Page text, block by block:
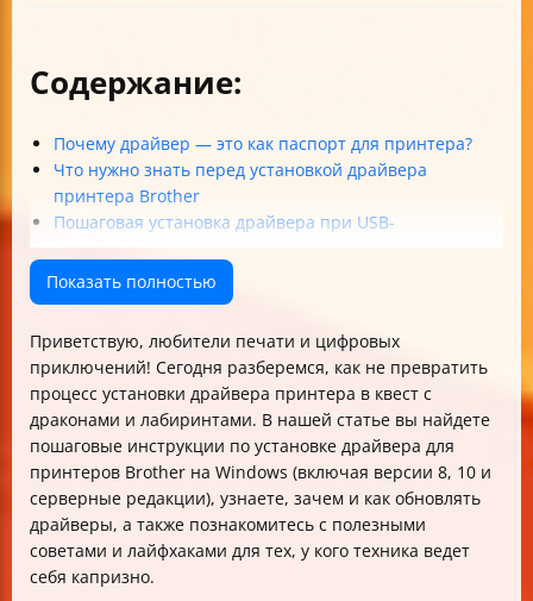
Содержание:
Почему драйвер — это как паспорт для принтера?
Что нужно знать перед установкой драйвера
принтера Brother
Пошаговая установка драйвера при USB-
подключении
Установка принтера по сети: магия через Панель
управления
Как использовать Центр обновления Windows для
драйверов
Как скачать драйвер с сайта Brother
Особенности установки драйверов в Windows 8.1 / 10
/ Server
Что делать, если принтер не работает после
установки?
Часто задаваемые вопросы (FAQ)
Чек-лист успешной установки драйвера Brother на
Windows
Показать полностью
Приветствую, любители печати и цифровых
приключений! Сегодня разберемся, как не превратить
процесс установки драйвера принтера в квест с
драконами и лабиринтами. В нашей статье вы найдете
пошаговые инструкции по установке драйвера для
принтеров Brother на Windows (включая версии 8, 10 и
серверные редакции), узнаете, зачем и как обновлять
драйверы, а также познакомитесь с полезными
советами и лайфхаками для тех, у кого техника ведет
себя капризно.